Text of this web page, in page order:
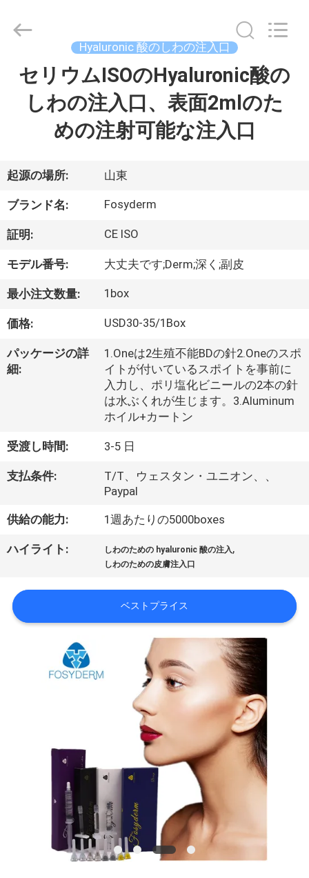
家
品
わ
た
し
ち
に
て
場
ツ
ー
2026
Jinan
Trading
Reserved.
Hyaluronic 酸のしわの注入口
セリウムISOのHyaluronic酸の
しわの注入口、表面2mlのた
めの注射可能な注入口
起源の場所: 山東
ブランド名: Fosyderm
証明: CE ISO
モデル番号: 大丈夫です;Derm;深く;副皮
最小注文数量: 1box
価格: USD30-35/1Box
パッケージの詳
細:
1.Oneは2生殖不能BDの針2.Oneのスポ
イトが付いているスポイトを事前に
入力し、ポリ塩化ビニールの2本の針
は水ぶくれが生じます。3.Aluminum
ホイル+カートン
受渡し時間: 3-5 日
支払条件:
T/T、ウェスタン・ユニオン、、
Paypal
供給の能力: 1週あたりの5000boxes
ハイライト: しわのための hyaluronic 酸の注入,
しわのための皮膚注入口
ベストプライス